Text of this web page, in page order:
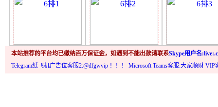
本站推荐的平台均已缴纳百万保证金，如遇到不能出款请联系Skype用户名
Telegram纸飞机广告位客服2:@dfgwvip ！！！ Microsoft Teams客服:大家顺财 VIP